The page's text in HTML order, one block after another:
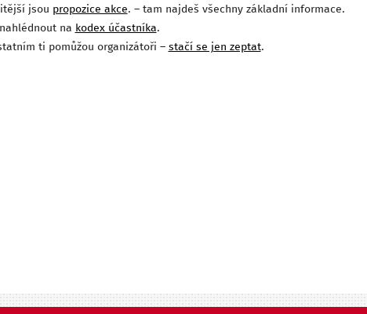
jsou propozice akce. – tam najdeš všechny základní informace.
na kodex účastníka.
ti pomůžou organizátoři – stačí se jen zeptat.